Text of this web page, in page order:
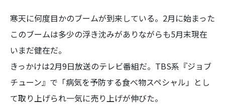
寒天に何度目かのブームが到来している。2月に始まった
このブームは多少の浮き沈みがありながらも5月末現在
いまだ健在だ。
きっかけは2月9日放送のテレビ番組だ。TBS系『ジョブ
チューン』で「病気を予防する食べ物スペシャル」とし
て取り上げられ一気に売り上げが伸びた。